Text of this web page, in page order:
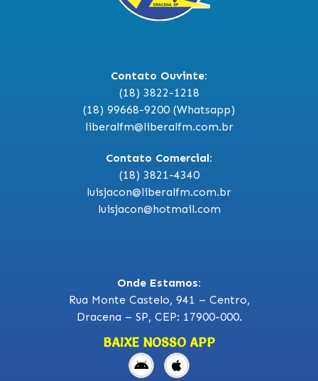
Contato Ouvinte:
(18) 3822-1218
(18) 99668-9200 (Whatsapp)
liberalfm@liberalfm.com.br
Contato Comercial:
(18) 3821-4340
luisjacon@liberalfm.com.br
luisjacon@hotmail.com
Onde Estamos:
Rua Monte Castelo, 941 – Centro,
Dracena – SP, CEP: 17900-000.
BAIXE NOSSO APP